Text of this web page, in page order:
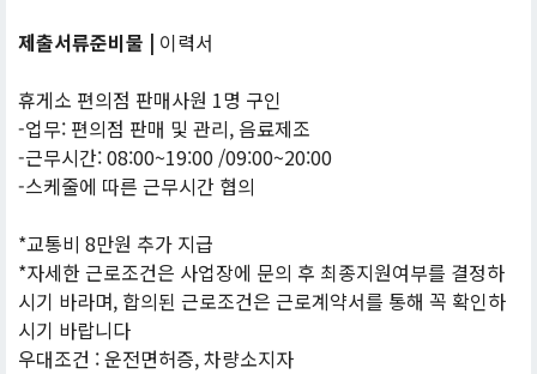
제출서류준비물 | 이력서
휴게소 편의점 판매사원 1명 구인
-업무: 편의점 판매 및 관리, 음료제조
-근무시간: 08:00~19:00 /09:00~20:00
-스케줄에 따른 근무시간 협의
*교통비 8만원 추가 지급
*자세한 근로조건은 사업장에 문의 후 최종지원여부를 결정하
시기 바라며, 합의된 근로조건은 근로계약서를 통해 꼭 확인하
시기 바랍니다
우대조건 : 운전면허증, 차량소지자